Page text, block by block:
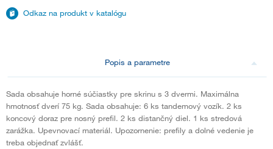
Odkaz na produkt v katalógu
Popis a parametre
Sada obsahuje horné súčiastky pre skrinu s 3 dvermi. Maximálna
hmotnosť dverí 75 kg. Sada obsahuje: 6 ks tandemový vozík. 2 ks
koncový doraz pre nosný prefil. 2 ks distančný diel. 1 ks stredová
zarážka. Upevnovací materiál. Upozornenie: prefily a dolné vedenie je
treba objednať zvlášť.